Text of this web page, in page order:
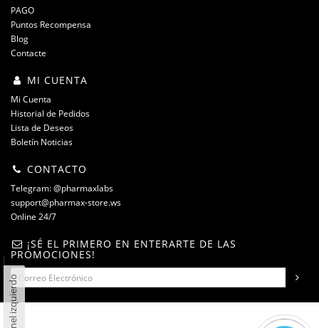
PAGO
Puntos Recompensa
Blog
Contacte
MI CUENTA
Mi Cuenta
Historial de Pedidos
Lista de Deseos
Boletín Noticias
CONTACTO
Telegram: @pharmaxlabs
support@pharmax-store.ws
Online 24/7
¡SÉ EL PRIMERO EN ENTERARTE DE LAS
PROMOCIONES!
Panel izquierdo